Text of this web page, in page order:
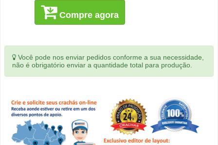
Compre agora
Você pode nos enviar pedidos conforme a sua necessidade,
não é obrigatório enviar a quantidade total para produção.